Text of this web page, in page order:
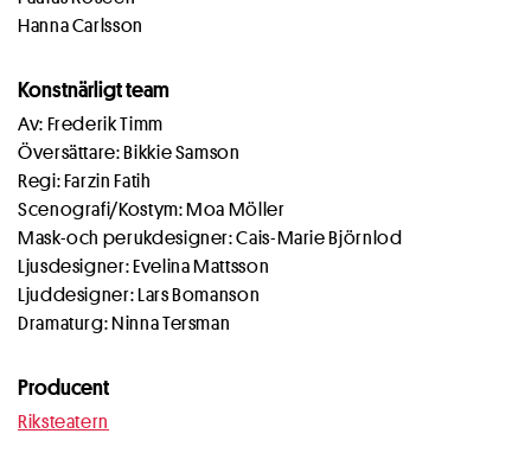
Hanna Carlsson
Konstnärligt team
Av: Frederik Timm
Översättare: Bikkie Samson
Regi: Farzin Fatih
Scenografi/Kostym: Moa Möller
Mask-och perukdesigner: Cais-Marie Björnlod
Ljusdesigner: Evelina Mattsson
Ljuddesigner: Lars Bomanson
Dramaturg: Ninna Tersman
Producent
Riksteatern